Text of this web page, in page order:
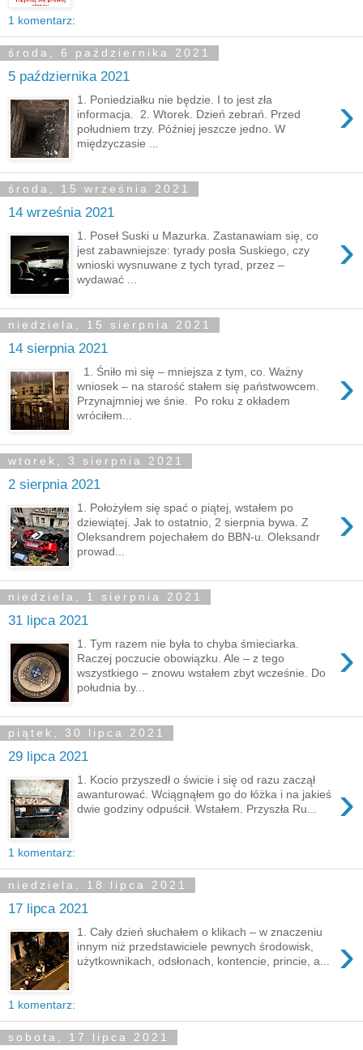
1 komentarz:
środa, 6 października 2021
5 października 2021
›
1. Poniedziałku nie będzie. I to jest zła
informacja. 2. Wtorek. Dzień zebrań. Przed
południem trzy. Później jeszcze jedno. W
międzyczasie ...
środa, 15 września 2021
14 września 2021
›
1. Poseł Suski u Mazurka. Zastanawiam się, co
jest zabawniejsze: tyrady posła Suskiego, czy
wnioski wysnuwane z tych tyrad, przez –
wydawać ...
niedziela, 15 sierpnia 2021
14 sierpnia 2021
›
1. Śniło mi się – mniejsza z tym, co. Ważny
wniosek – na starość stałem się państwowcem.
Przynajmniej we śnie. Po roku z okładem
wróciłem...
wtorek, 3 sierpnia 2021
2 sierpnia 2021
›
1. Położyłem się spać o piątej, wstałem po
dziewiątej. Jak to ostatnio, 2 sierpnia bywa. Z
Oleksandrem pojechałem do BBN-u. Oleksandr
prowad...
niedziela, 1 sierpnia 2021
31 lipca 2021
›
1. Tym razem nie była to chyba śmieciarka.
Raczej poczucie obowiązku. Ale – z tego
wszystkiego – znowu wstałem zbyt wcześnie. Do
południa by...
piątek, 30 lipca 2021
29 lipca 2021
›
1. Kocio przyszedł o świcie i się od razu zaczął
awanturować. Wciągnąłem go do łóżka i na jakieś
dwie godziny odpuścił. Wstałem. Przyszła Ru...
1 komentarz:
niedziela, 18 lipca 2021
17 lipca 2021
›
1. Cały dzień słuchałem o klikach – w znaczeniu
innym niż przedstawiciele pewnych środowisk,
użytkownikach, odsłonach, kontencie, princie, a...
1 komentarz:
sobota, 17 lipca 2021